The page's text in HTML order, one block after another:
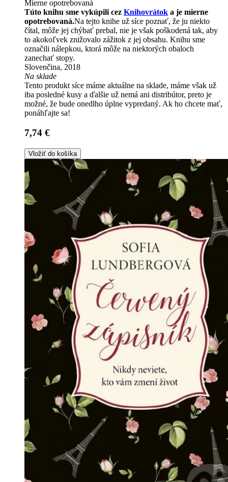
Mierne opotrebovaná
Túto knihu sme vykúpili cez Knihovrátok a je mierne
opotrebovaná.Na tejto knihe už síce poznať, že ju niekto
čítal, môže jej chýbať prebal, nie je však poškodená tak, aby
to akokoľvek znižovalo zážitok z jej obsahu. Knihu sme
označili nálepkou, ktorá môže na niektorých obaloch
zanechať stopy.
Slovenčina, 2018
Na sklade
Tento produkt síce máme aktuálne na sklade, máme však už
iba posledné kusy a ďalšie už nemá ani distribútor, preto je
možné, že bude onedlho úplne vypredaný. Ak ho chcete mať,
ponáhľajte sa!
7,74 €
Vložiť do košíka